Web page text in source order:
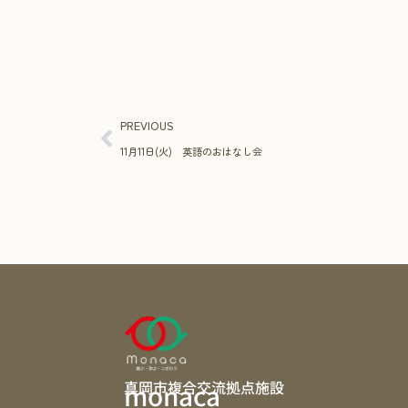
PREVIOUS
11月11日(火) 英語のおはなし会
真岡市複合交流拠点施設
monaca